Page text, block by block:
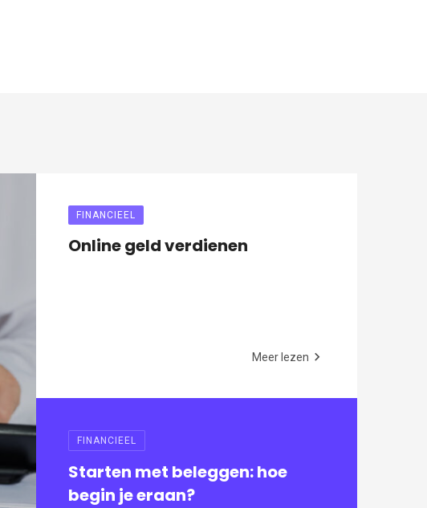
FINANCIEEL
Online geld verdienen
Meer lezen
FINANCIEEL
Starten met beleggen: hoe
begin je eraan?